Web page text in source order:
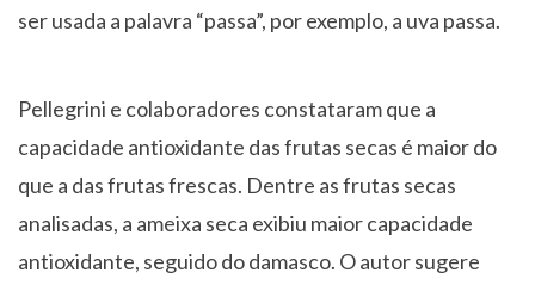
ser usada a palavra “passa”, por exemplo, a uva passa.
Pellegrini e colaboradores constataram que a
capacidade antioxidante das frutas secas é maior do
que a das frutas frescas. Dentre as frutas secas
analisadas, a ameixa seca exibiu maior capacidade
antioxidante, seguido do damasco. O autor sugere